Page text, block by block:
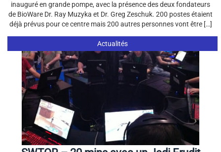
inauguré en grande pompe, avec la présence des deux fondateurs
de BioWare Dr. Ray Muzyka et Dr. Greg Zeschuk. 200 postes étaient
déjà prévus pour ce centre mais 200 autres personnes vont être […]
Actualités